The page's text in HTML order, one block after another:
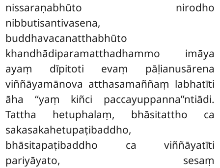
nissaraṇabhūto nirodho
nibbutisantivasena,
buddhavacanatthabhūto
khandhādiparamatthadhammo imāya
ayaṃ dīpitoti evaṃ pāḷianusārena
viññāyamānova atthasamaññaṃ labhatīti
āha ‘‘yaṃ kiñci paccayuppanna’’ntiādi.
Tattha hetuphalaṃ, bhāsitattho ca
sakasakahetupaṭibaddho,
bhāsitapaṭibaddho ca viññāyatīti
pariyāyato, sesaṃ